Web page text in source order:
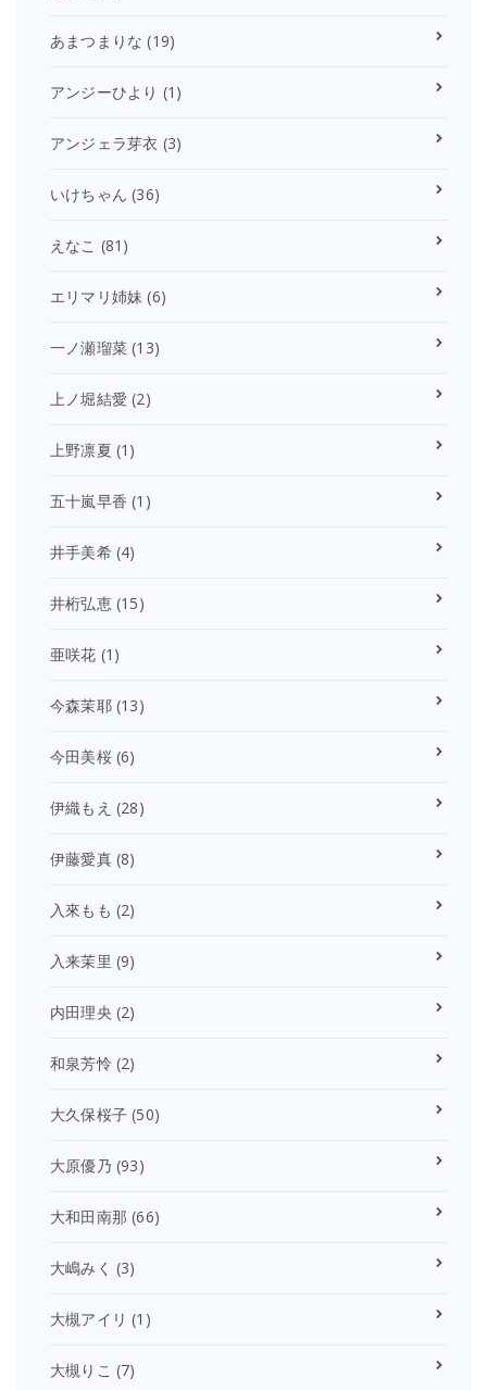
あまつまりな (19)
アンジーひより (1)
アンジェラ芽衣 (3)
いけちゃん (36)
えなこ (81)
エリマリ姉妹 (6)
一ノ瀬瑠菜 (13)
上ノ堀結愛 (2)
上野凛夏 (1)
五十嵐早香 (1)
井手美希(4)
井桁弘恵(15)
亜咲花 (1)
今森茉耶(13)
今田美桜(6)
伊織もえ (28)
伊藤愛真(8)
入來もも (2)
入来茉里 (9)
内田理央 (2)
和泉芳怜 (2)
大久保桜子 (50)
大原優乃 (93)
大和田南那 (66)
大嶋みく (3)
大槻アイリ (1)
大槻りこ (7)